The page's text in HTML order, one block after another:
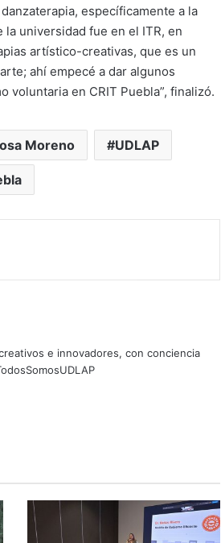
específicamente a la
universidad fue en el ITR, en
artístico-creativas, que es un
ahí empecé a dar algunos
voluntaria en CRIT Puebla”, finalizó.
Moreno UDLAP
e innovadores, con conciencia